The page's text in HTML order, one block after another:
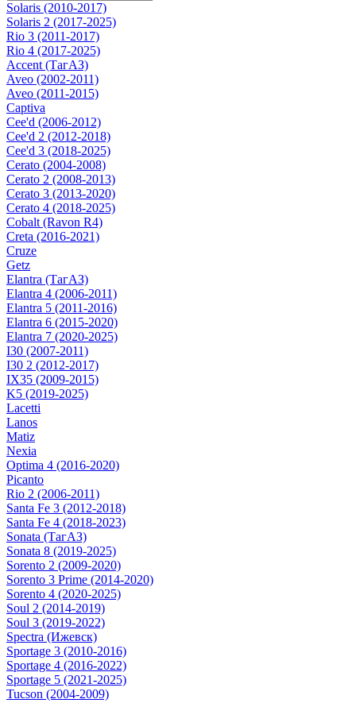
Solaris (2010-2017)
Solaris 2 (2017-2025)
Rio 3 (2011-2017)
Rio 4 (2017-2025)
Accent (ТагАЗ)
Aveo (2002-2011)
Aveo (2011-2015)
Captiva
Cee'd (2006-2012)
Cee'd 2 (2012-2018)
Cee'd 3 (2018-2025)
Cerato (2004-2008)
Cerato 2 (2008-2013)
Cerato 3 (2013-2020)
Cerato 4 (2018-2025)
Cobalt (Ravon R4)
Creta (2016-2021)
Cruze
Getz
Elantra (ТагАЗ)
Elantra 4 (2006-2011)
Elantra 5 (2011-2016)
Elantra 6 (2015-2020)
Elantra 7 (2020-2025)
I30 (2007-2011)
I30 2 (2012-2017)
IX35 (2009-2015)
K5 (2019-2025)
Lacetti
Lanos
Matiz
Nexia
Optima 4 (2016-2020)
Picanto
Rio 2 (2006-2011)
Santa Fe 3 (2012-2018)
Santa Fe 4 (2018-2023)
Sonata (ТагАЗ)
Sonata 8 (2019-2025)
Sorento 2 (2009-2020)
Sorento 3 Prime (2014-2020)
Sorento 4 (2020-2025)
Soul 2 (2014-2019)
Soul 3 (2019-2022)
Spectra (Ижевск)
Sportage 3 (2010-2016)
Sportage 4 (2016-2022)
Sportage 5 (2021-2025)
Tucson (2004-2009)